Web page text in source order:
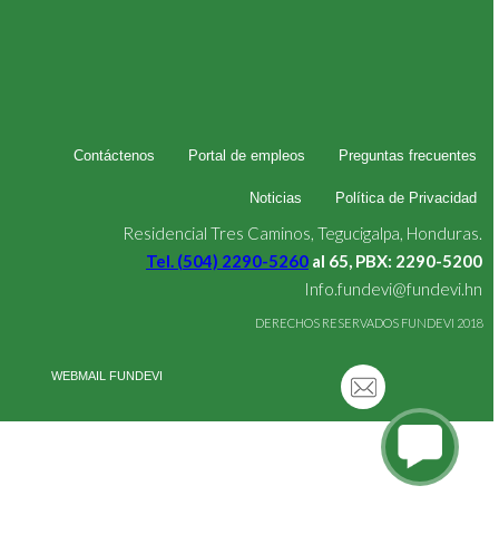
Contáctenos Portal de empleos Preguntas frecuentes
Noticias Política de Privacidad
Residencial Tres Caminos, Tegucigalpa, Honduras.
Tel. (504) 2290-5260 al 65, PBX: 2290-5200
Info.fundevi@fundevi.hn
DERECHOS RESERVADOS FUNDEVI 2018
WEBMAIL FUNDEVI